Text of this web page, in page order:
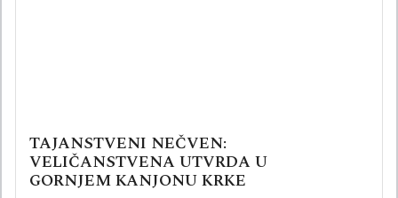
TAJANSTVENI NEČVEN:
VELIČANSTVENA UTVRDA U
GORNJEM KANJONU KRKE